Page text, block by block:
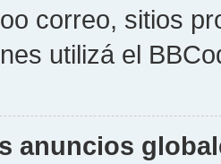
correo, sitios
utilizá el
anuncios